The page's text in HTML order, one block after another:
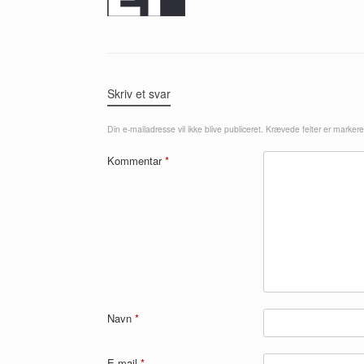
Skriv et svar
Din e-mailadresse vil ikke blive publiceret. Krævede felter er
Kommentar*
Navn *